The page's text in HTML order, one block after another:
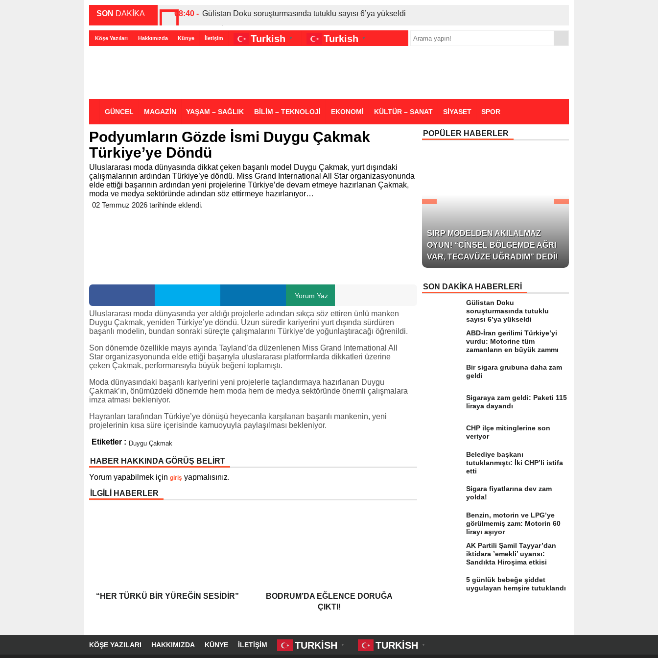
SON DAKİKA 08:40 - Gülistan Doku soruşturmasında tutuklu sayısı 6’ya yükseldi
00:27 - ABD-İran gerilimi Türkiye’yi vurdu: Motorine tüm zamanların en büyük zammı
00:35 - Bir sigara grubuna daha zam geldi
Köşe Yazıları Hakkımızda Künye İletişim Turkish ▼ Turkish ▼
GÜNCEL MAGAZİN YAŞAM – SAĞLIK BİLİM – TEKNOLOJİ EKONOMİ KÜLTÜR – SANAT SİYASET SPOR
Podyumların Gözde İsmi Duygu Çakmak
Türkiye’ye Döndü
Uluslararası moda dünyasında dikkat çeken başarılı model Duygu Çakmak, yurt dışındaki
çalışmalarının ardından Türkiye’ye döndü. Miss Grand International All Star organizasyonunda
elde ettiği başarının ardından yeni projelerine Türkiye’de devam etmeye hazırlanan Çakmak,
moda ve medya sektöründe adından söz ettirmeye hazırlanıyor…
02 Temmuz 2026 tarihinde eklendi.
Yorum Yaz
Uluslararası moda dünyasında yer aldığı projelerle adından sıkça söz ettiren ünlü manken
Duygu Çakmak, yeniden Türkiye’ye döndü. Uzun süredir kariyerini yurt dışında sürdüren
başarılı modelin, bundan sonraki süreçte çalışmalarını Türkiye’de yoğunlaştıracağı öğrenildi.
Son dönemde özellikle mayıs ayında Tayland’da düzenlenen Miss Grand International All
Star organizasyonunda elde ettiği başarıyla uluslararası platformlarda dikkatleri üzerine
çeken Çakmak, performansıyla büyük beğeni toplamıştı.
Moda dünyasındaki başarılı kariyerini yeni projelerle taçlandırmaya hazırlanan Duygu
Çakmak’ın, önümüzdeki dönemde hem moda hem de medya sektöründe önemli çalışmalara
imza atması bekleniyor.
Hayranları tarafından Türkiye’ye dönüşü heyecanla karşılanan başarılı mankenin, yeni
projelerinin kısa süre içerisinde kamuoyuyla paylaşılması bekleniyor.
Etiketler : Duygu Çakmak
HABER HAKKINDA GÖRÜŞ BELİRT
Yorum yapabilmek için giriş yapmalısınız.
İLGİLİ HABERLER
“HER TÜRKÜ BIR YÜREĞIN SESIDIR”
BODRUM’DA EĞLENCE DORUĞA
ÇIKTI!
POPÜLER HABERLER
SIRP MODELDEN AKILALMAZ
OYUN! “CINSEL BÖLGEMDE AĞRI
VAR, TECAVÜZE UĞRADIM” DEDI!
SON DAKİKA HABERLERİ
Gülistan Doku
soruşturmasında tutuklu
sayısı 6’ya yükseldi
ABD-İran gerilimi Türkiye’yi
vurdu: Motorine tüm
zamanların en büyük zammı
Bir sigara grubuna daha zam
geldi
Sigaraya zam geldi: Paketi 115
liraya dayandı
CHP ilçe mitinglerine son
veriyor
Belediye başkanı
tutuklanmıştı: İki CHP’li istifa
etti
Sigara fiyatlarına dev zam
yolda!
Benzin, motorin ve LPG’ye
görülmemiş zam: Motorin 60
lirayı aşıyor
AK Partili Şamil Tayyar’dan
iktidara ’emekli’ uyarısı:
Sandıkta Hiroşima etkisi
5 günlük bebeğe şiddet
uygulayan hemşire tutuklandı
KÖŞE YAZILARI HAKKIMIZDA KÜNYE İLETIŞIM TURKISH ▼ TURKISH ▼